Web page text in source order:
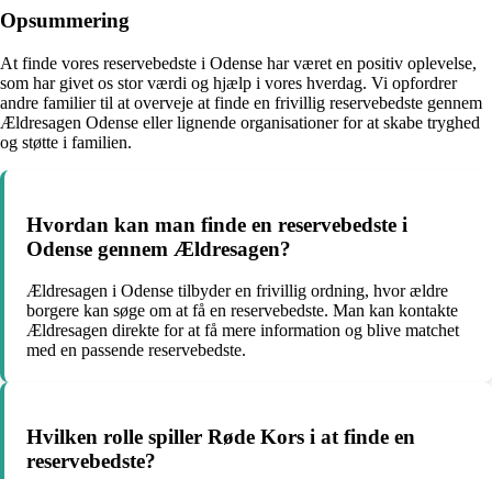
Opsummering
At finde vores reservebedste i Odense har været en positiv oplevelse,
som har givet os stor værdi og hjælp i vores hverdag. Vi opfordrer
andre familier til at overveje at finde en frivillig reservebedste gennem
Ældresagen Odense eller lignende organisationer for at skabe tryghed
og støtte i familien.
Hvordan kan man finde en reservebedste i
Odense gennem Ældresagen?
Ældresagen i Odense tilbyder en frivillig ordning, hvor ældre
borgere kan søge om at få en reservebedste. Man kan kontakte
Ældresagen direkte for at få mere information og blive matchet
med en passende reservebedste.
Hvilken rolle spiller Røde Kors i at finde en
reservebedste?